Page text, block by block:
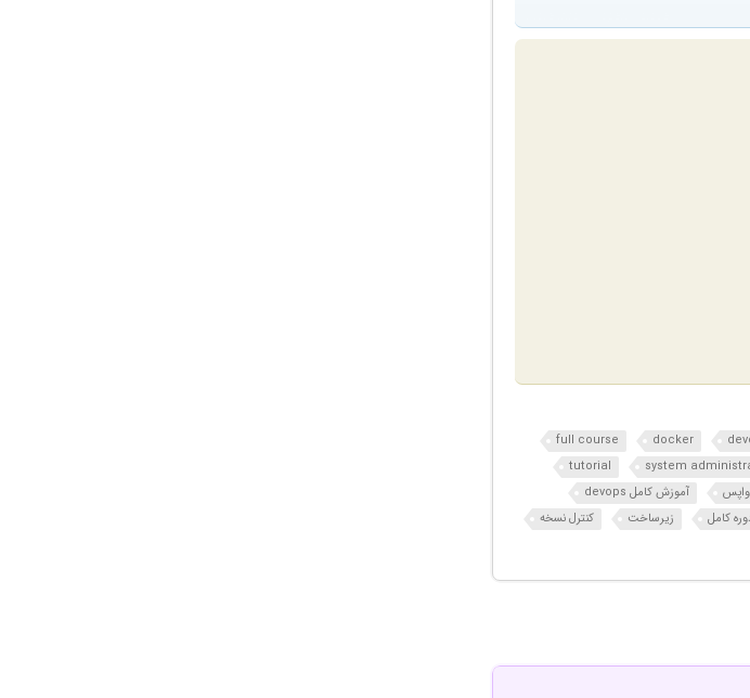
docker
full course
system
tutorial
آموزش کامل devops
کامل زیرساخت
کنترل نسخه